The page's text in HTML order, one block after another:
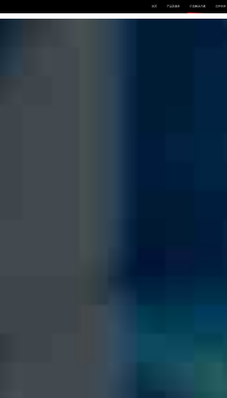
首页 产品及服务 行业解决方案 合作伙伴